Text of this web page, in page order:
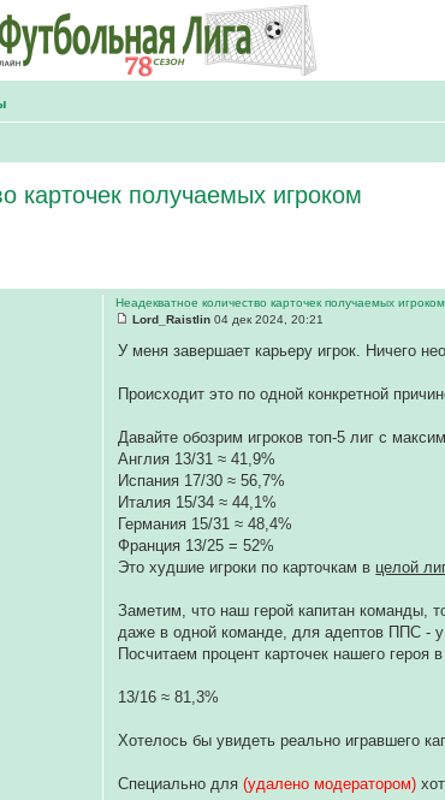
карточек получаемых игроком
Неадекватное количество карточек получаемых игроком
Lord_Raistlin 04 дек 2024, 20:21
У меня завершает карьеру игрок. Ничего
Происходит это по одной конкретной
Давайте обозрим игроков топ-5 лиг с
Англия 13/31 ≈ 41,9%
Испания 17/30 ≈ 56,7%
Италия 15/34 ≈ 44,1%
Германия 15/31 ≈ 48,4%
Франция 13/25 = 52%
Это худшие игроки по карточкам в целой
Заметим, что наш герой капитан команды,
даже в одной команде, для адептов ППС -
Посчитаем процент карточек нашего героя
13/16 ≈ 81,3%
Хотелось бы увидеть реально игравшего
Специально для(удалено модератором)